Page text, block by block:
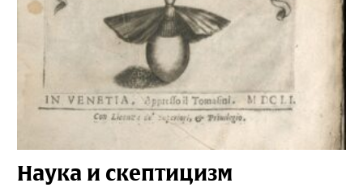
Наука и скептицизм